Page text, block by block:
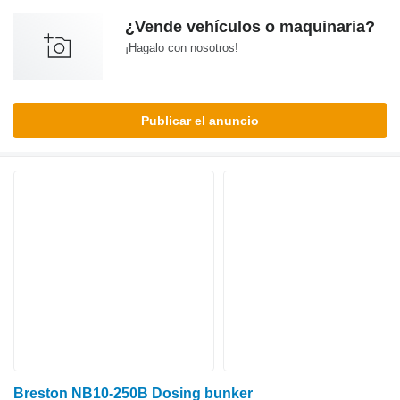
¿Vende vehículos o maquinaria?
¡Hagalo con nosotros!
Publicar el anuncio
Breston NB10-250B Dosing bunker